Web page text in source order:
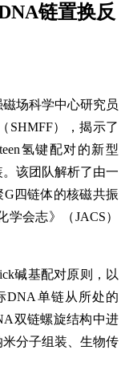
链置换反
场科学中心研究员
SHMFF），揭示了
氢键配对的新型
该团队解析了由一
四链体的核磁共振
会志》（JACS）
碱基配对原则，以
DNA单链从所处的
双链螺旋结构中进
分子组装、生物传